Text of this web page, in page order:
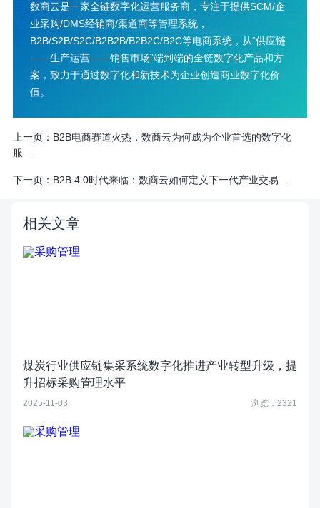
数商云是一家全链数字化运营服务商，专注于提供SCM/企
业采购/DMS经销商/渠道商等管理系统，
B2B/S2B/S2C/B2B2B/B2B2C/B2C等电商系统，从“供应链
——生产运营——销售市场”端到端的全链数字化产品和方
案，致力于通过数字化和新技术为企业创造商业数字化价
值。
上一页： ​B2B电商赛道火热，数商云为何成为企业首选的数字化
服...
下一页： ​B2B 4.0时代来临：数商云如何定义下一代产业交易...
相关文章
煤炭行业供应链集采系统数字化推进产业转型升级，提
升招标采购管理水平
2025-11-03 浏览：2321